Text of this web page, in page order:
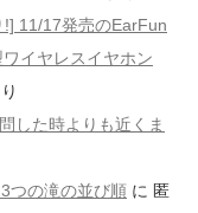
11/17発売のEarFun
イヤレスイヤホン
した時よりも近くま
つの滝の並び順 に 匿